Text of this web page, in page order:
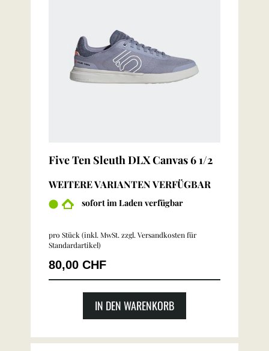
Five Ten Sleuth DLX Canvas 6 1/2
WEITERE VARIANTEN VERFÜGBAR
sofort im Laden verfügbar
pro Stück (inkl. MwSt. zzgl. Versandkosten für
Standardartikel)
80,00 CHF
IN DEN WARENKORB